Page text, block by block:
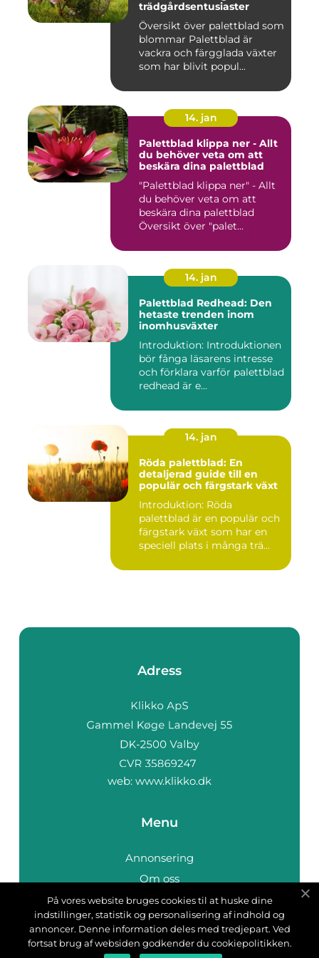
trädgårdsentusiaster
Översikt över palettblad som
blommar Palettblad är
vackra och färgglada växter
som har blivit popul...
14. jan
Palettblad klippa ner - Allt
du behöver veta om att
beskära dina palettblad
"Palettblad klippa ner" - Allt
du behöver veta om att
beskära dina palettblad
Översikt över "palet...
14. jan
Palettblad Redhead: Den
hetaste trenden inom
inomhusväxter
Introduktion: Introduktionen
bör fånga läsarens intresse
och förklara varför palettblad
redhead är e...
14. jan
Röda palettblad: En
detaljerad guide till en
populär och färgstark växt
Introduktion: Röda
palettblad är en populär och
färgstark växt som har en
speciell plats i många trä...
Adress
web: www.klikko.dk
Menu
Annonsering
Om oss
Cookies
Kontakta oss
Sitemap
På vores website bruges cookies til at huske dine
indstillinger, statistik og personalisering af indhold og
annoncer. Denne information deles med tredjepart. Ved
fortsat brug af websiden godkender du cookiepolitikken.